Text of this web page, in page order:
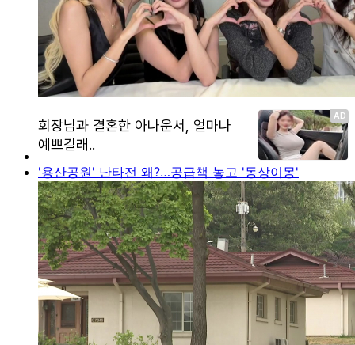
'용산공원' 난타전 왜?…공급책 놓고 '동상이몽'